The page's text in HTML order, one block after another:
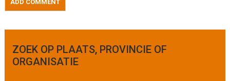
ZOEK OP PLAATS, PROVINCIE OF
ORGANISATIE